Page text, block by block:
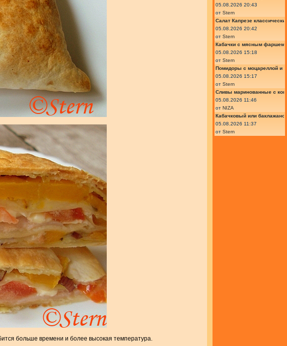
больше времени и более высокая температура.
05.08.2026 20:43
от Stern
Салат Капрезе
05.08.2026 20:42
от Stern
Кабачки с мясным фаршем
05.08.2026 15:18
от Stern
Помидоры с моцареллой и
05.08.2026 15:17
от Stern
Сливы маринованные с
05.08.2026 11:46
от NIZA
Кабачковый или
05.08.2026 11:37
от Stern